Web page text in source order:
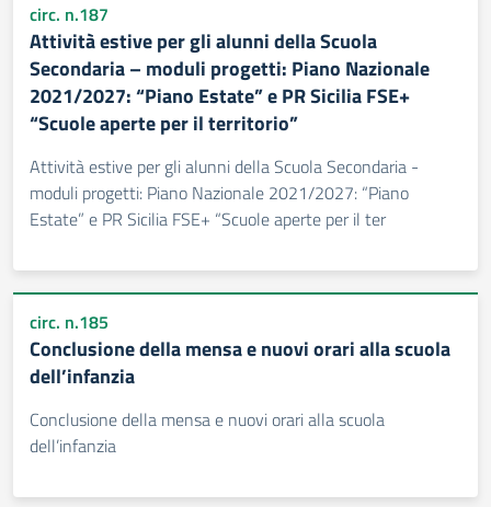
circ. n.187
Attività estive per gli alunni della Scuola
Secondaria – moduli progetti: Piano Nazionale
2021/2027: “Piano Estate” e PR Sicilia FSE+
“Scuole aperte per il territorio”
Attività estive per gli alunni della Scuola Secondaria -
moduli progetti: Piano Nazionale 2021/2027: “Piano
Estate” e PR Sicilia FSE+ “Scuole aperte per il ter
circ. n.185
Conclusione della mensa e nuovi orari alla scuola
dell’infanzia
Conclusione della mensa e nuovi orari alla scuola
dell’infanzia